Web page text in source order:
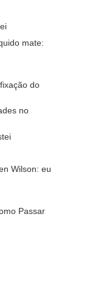
mate:
do
no
Wilson: eu
Passar